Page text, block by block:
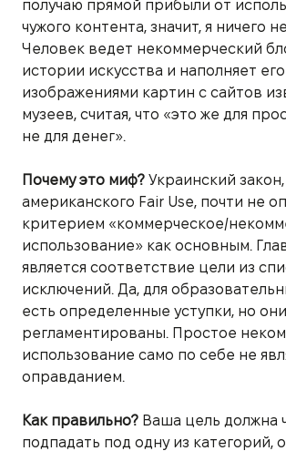
получаю прямой прибыли от
чужого контента, значит, я ничего
Человек ведет некоммерческий
истории искусства и наполняет его
изображениями картин с сайтов
музеев, считая, что «это же для
не для денег».
Почему это миф? Украинский
американского Fair Use, почти не
критерием «коммерческое/
использование» как основным.
является соответствие цели из
исключений. Да, для
есть определенные уступки, но
регламентированы. Простое
использование само по себе не
оправданием.
Как правильно? Ваша цель должна
подпадать под одну из категорий,